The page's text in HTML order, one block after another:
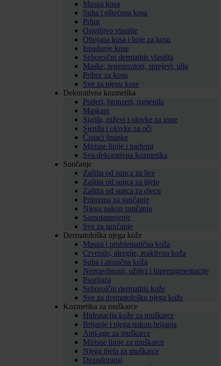
Masna kosa
Suha i oštećena kosa
Prhut
Osjetljivo vlasište
Obojana kosa i boje za kosu
Ispadanje kose
Seboroični dermatitis vlasišta
Maske, regeneratori, sprejevi, ulja
Pribor za kosu
Sve za njegu kose
Dekorativna kozmetika
Puderi, bronzeri, rumenila
Maskare
Sjajila, ruževi i olovke za usne
Sjenila i olovke za oči
Čistaći šminke
Mirisne linije i parfemi
Sva dekorativna kozmetika
Sunčanje
Zaštita od sunca za lice
Zaštita od sunca za tijelo
Zaštita od sunca za djecu
Priprema za sunčanje
Njega nakon sunčanja
Samotamnjenje
Sve za sunčanje
Dermatološka njega kože
Masna i problematična koža
Crvenilo, alergije, reaktivna koža
Suha i atopična koža
Nepravilnosti, ožiljci i hiperpigmentacije
Psorijaza
Seboroični dermatitis kože
Sve za dermatološku njega kože
Kozmetika za muškarce
Hidratacija kože za muškarce
Brijanje i njega nakon brijanja
Anti-age za muškarce
Mirisne linije za muškarce
Njega tijela za muškarce
Dezodoransi